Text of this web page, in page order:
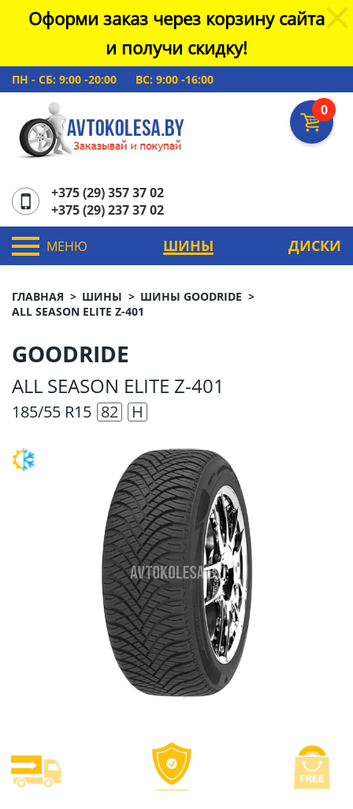
Оформи заказ через корзину сайта
и получи скидку!
ПН - СБ: 9:00 -20:00 ВС: 9:00 -16:00
0
+375 (29) 357 37 02
+375 (29) 237 37 02
МЕНЮ ШИНЫ ДИСКИ
ГЛАВНАЯ ШИНЫ
ШИНЫ GOODRIDE
ALL SEASON ELITE Z-401
GOODRIDE
ALL SEASON ELITE Z-401
185/55 R15 82 H